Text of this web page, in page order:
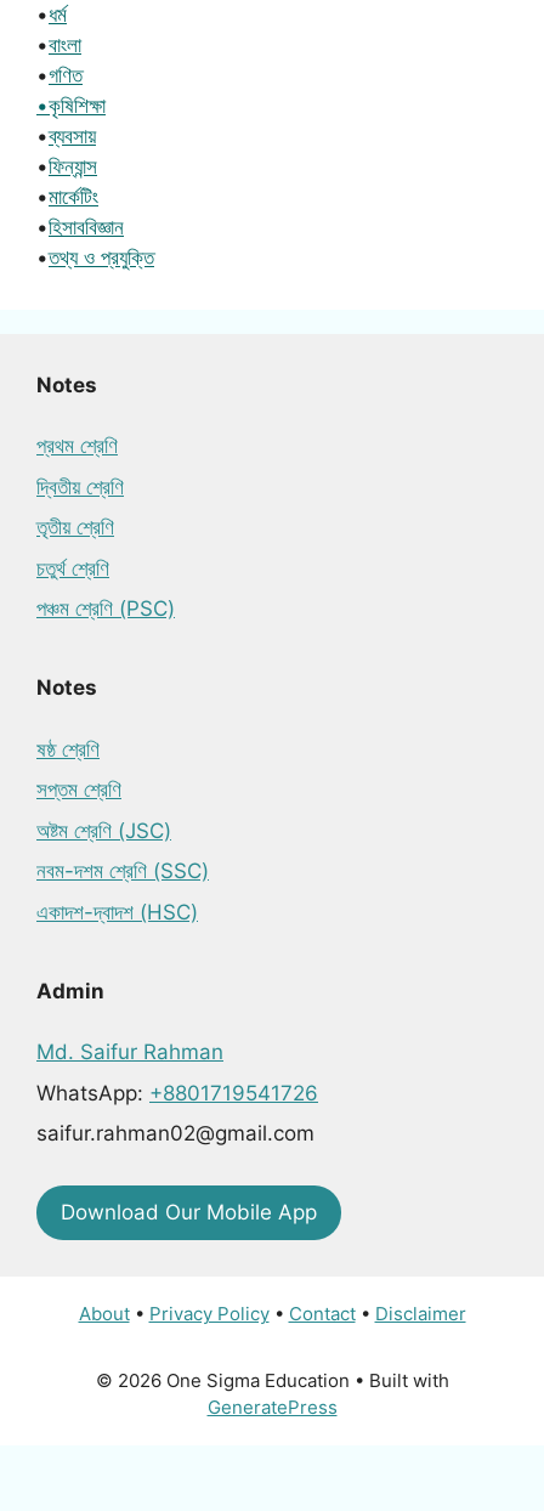
•ধর্ম
•বাংলা
•গণিত
•কৃষিশিক্ষা
•ব্যবসায়
•ফিন্যান্স
•মার্কেটিং
•হিসাববিজ্ঞান
•তথ্য ও প্রযুক্তি
Notes
প্রথম শ্রেণি
দ্বিতীয় শ্রেণি
তৃতীয় শ্রেণি
চতুর্থ শ্রেণি
পঞ্চম শ্রেণি (PSC)
Notes
ষষ্ঠ শ্রেণি
সপ্তম শ্রেণি
অষ্টম শ্রেণি (JSC)
নবম-দশম শ্রেণি (SSC)
একাদশ-দ্বাদশ (HSC)
Admin
Md. Saifur Rahman
WhatsApp: +8801719541726
saifur.rahman02@gmail.com
Download Our Mobile App
About• Privacy Policy• Contact• Disclaimer
© 2026 One Sigma Education • Built with
GeneratePress